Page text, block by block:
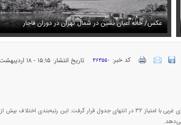
فیلم/واکنش نعیمه نظام‌دوست از بغل کردن دختری با استایل پسرانه
عکس/ خانه اعیان نشین در شمال تهران در دوران قاجار
کد خبر: ۳۶۳۵۵۰ تاریخ انتشار: ۱۵:۱۵ - ۱۸ ارديبهشت ۱۴۰۵
هاوایی با امتیاز ۶۵.۵ شادترین ایالت آمریکا معرفی شد، در حالی که ویرجینیای غربی با امتیاز ۳۲ در انتهای جدول قرار گرفت. این رتبه‌بندی اختلاف بیش از
+ جدول قیمت خودرو‌های ایران خودرو + جدول